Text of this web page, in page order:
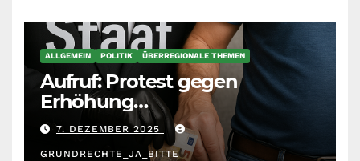
ALLGEMEIN POLITIK ÜBERREGIONALE THEMEN
Aufruf: Protest gegen
Erhöhung
Krankenkassenbeiträge
7. DEZEMBER 2025
GRUNDRECHTE_JA_BITTE